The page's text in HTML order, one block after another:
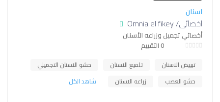
اسنان
اخصائي/ Omnia el fikey
أخصائي تجميل وزراعه الأسنان
0 التقييم
تبييض الاسنان تلميع الاسنان
حشو الاسنان التجميلي
حشو العصب
زراعه الاسنان شاهد الكل